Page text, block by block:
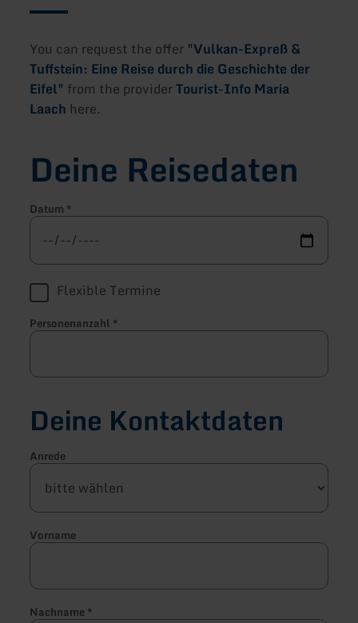
You can request the offer"Vulkan-Expreß &
Tuffstein: Eine Reise durch die Geschichte der
Eifel" from the providerTourist-Info Maria
Laach here.
Deine Reisedaten
Datum *
Flexible Termine
Personenanzahl *
Deine Kontaktdaten
Anrede
Vorname
Nachname*